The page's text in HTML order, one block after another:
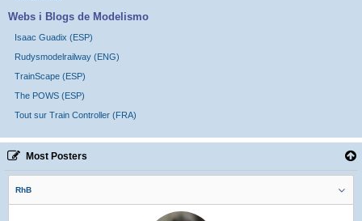
Webs i Blogs de Modelismo
Isaac Guadix (ESP)
Rudysmodelrailway (ENG)
TrainScape (ESP)
The POWS (ESP)
Tout sur Train Controller (FRA)
Most Posters
RhB